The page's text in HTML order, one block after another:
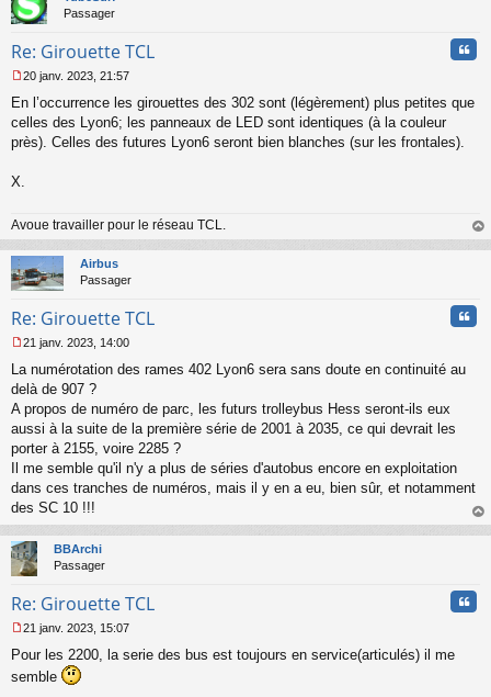
Passager
Re: Girouette TCL
e
s
s
e
o
l
u
20 janv. 2023, 21:57
En l’occurrence les girouettes des 302 sont (légèrement) plus petites que
celles des Lyon6; les panneaux de LED sont identiques (à la couleur
près). Celles des futures Lyon6 seront bien blanches (sur les frontales).
X.
Avoue travailler pour le réseau TCL.
au
Airbus
Passager
Re: Girouette TCL
e
s
s
a
g
e
n
o
n
u
21 janv. 2023, 14:00
La numérotation des rames 402 Lyon6 sera sans doute en continuité au
delà de 907 ?
A propos de numéro de parc, les futurs trolleybus Hess seront-ils eux
aussi à la suite de la première série de 2001 à 2035, ce qui devrait les
porter à 2155, voire 2285 ?
Il me semble qu'il n'y a plus de séries d'autobus encore en exploitation
dans ces tranches de numéros, mais il y en a eu, bien sûr, et notamment
des SC 10 !!!
au
BBArchi
Passager
Re: Girouette TCL
e
s
21 janv. 2023, 15:07
Pour les 2200, la serie des bus est toujours en service(articulés) il me
semble